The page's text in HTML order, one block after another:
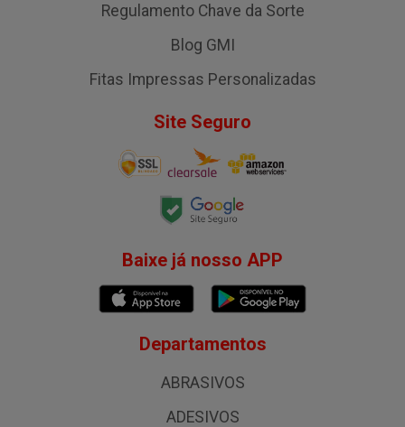
Regulamento Chave da Sorte
Blog GMI
Fitas Impressas Personalizadas
Site Seguro
Baixe já nosso APP
Departamentos
ABRASIVOS
ADESIVOS